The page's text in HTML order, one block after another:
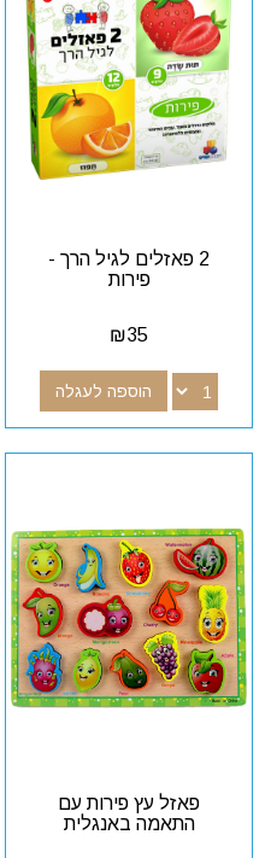
2 פאזלים לגיל הרך -
פירות
₪35
הוספה לעגלה
פאזל עץ פירות עם
התאמה באנגלית